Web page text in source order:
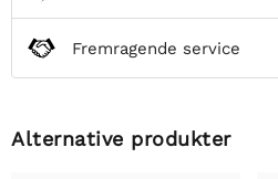
Fremragende service
Alternative produkter